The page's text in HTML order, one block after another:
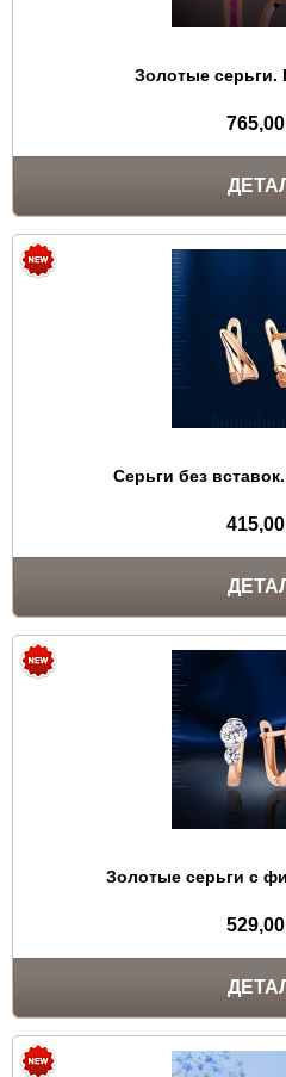
Золотые серьги.
Серьги без
Золотые серьги с